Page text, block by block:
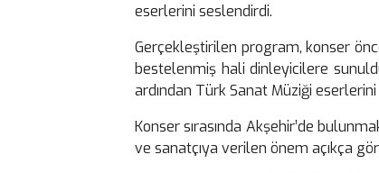
eserlerini seslendirdi.
Gerçekleştirilen program, konser
bestelenmiş hali dinleyicilere
ardından Türk Sanat Müziği
Konser sırasında Akşehir’de
ve sanatçıya verilen önem açıkça